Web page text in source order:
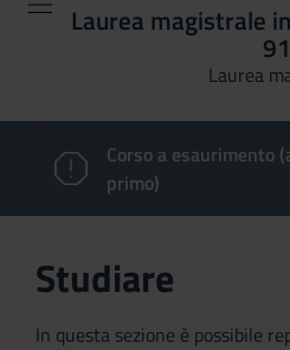
Laurea magistrale
Laurea
Corso a esaurimento
primo)
Studiare
In questa sezione è possibile